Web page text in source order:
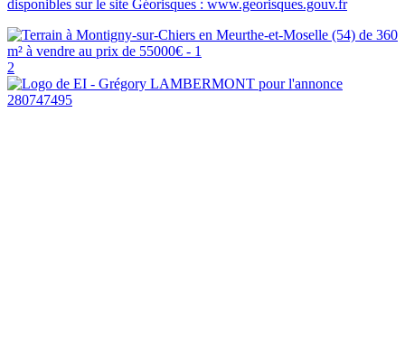
disponibles sur le site Géorisques : www.georisques.gouv.fr
2